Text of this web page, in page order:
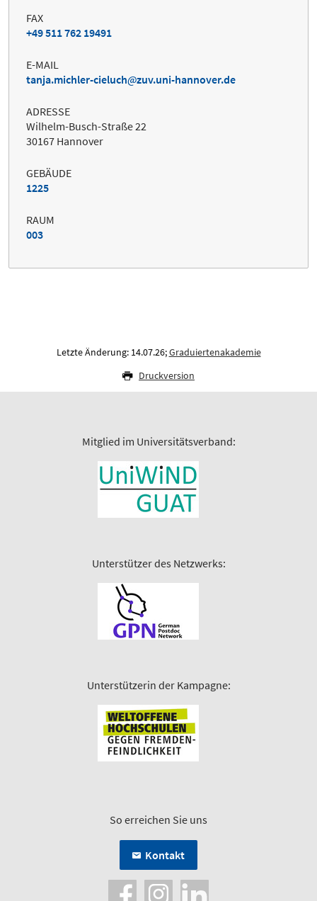
FAX
+49 511 762 19491
E-MAIL
tanja.michler-cieluch
zuv.uni-hannover.de
ADRESSE
Wilhelm-Busch-Straße 22
30167 Hannover
GEBÄUDE
1225
RAUM
003
Letzte Änderung: 14.07.26;Graduiertenakademie
Druckversion
Mitglied im Universitätsverband:
Unterstützer des Netzwerks:
Unterstützerin der Kampagne:
So erreichen Sie uns
Kontakt